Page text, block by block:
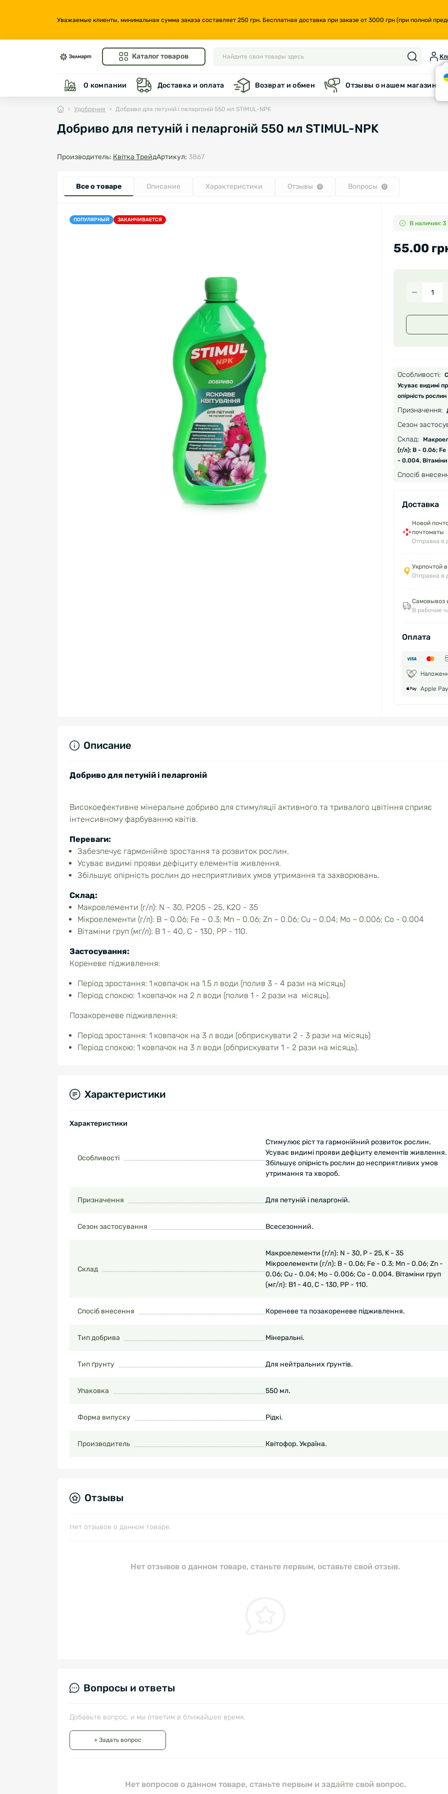
Уважаемые клиенты, минимальная сумма заказа составляет 250 грн. Бесплатная доставка при заказе от 3000 грн (при полной
Каталог товаров
О компании Доставка и оплата Возврат и обмен Отзывы о нашем магазине
Удобрения Добриво для петуній і пеларгоній 550 мл STIMUL-NPK
Добриво для петуній і пеларгоній 550 мл STIMUL-NPK
Производитель: Квітка ТрейдАртикул: 3867
Все о товаре Описание Характеристики Отзывы 0 Вопросы 0
ПОПУЛЯРНЫЙ ЗАКАНЧИВАЕТСЯ В наличии: 3
55.00
Особливості:
Усуває видимі
опірність
Призначення:
Сезон
Склад:
(г/л): B - 0.06;
- 0.004.
Спосіб
Доставка
Новой
почтоматы
Отправка в
Укрпочтой
Отправка в
Самовывоз
В рабочие
Оплата
Apple Pay
Описание
Добриво для петуній і пеларгоній
Високоефективне мінеральне добриво для стимуляції активного та тривалого цвітіння сприяє
інтенсивному фарбуванню квітів.
Переваги:
Забезпечує гармонійне зростання та розвиток рослин.
Усуває видимі прояви дефіциту елементів живлення.
Збільшує опірність рослин до несприятливих умов утримання та захворювань.
Склад:
Макроелементи (г/л): N - 30, P2О5 - 25, K2О - 35
Мікроелементи (г/л): B – 0.06; Fe – 0.3; Mn – 0.06; Zn – 0.06; Cu – 0.04; Mo – 0.006; Co - 0.004
Вітаміни груп (мг/л): B 1 - 40, C - 130, PP - 110.
Застосування:
Кореневе підживлення:
Період зростання: 1 ковпачок на 1.5 л води (полив 3 - 4 рази на місяць)
Період спокою: 1 ковпачок на 2 л води (полив 1 - 2 рази на місяць).
Позакореневе підживлення:
Період зростання: 1 ковпачок на 3 л води (обприскувати 2 - 3 рази на місяць)
Період спокою: 1 ковпачок на 3 л води (обприскувати 1 - 2 рази на місяць).
Характеристики
Характеристики
Особливості
Стимулює ріст та гармонійний розвиток рослин.
Усуває видимі прояви дефіциту елементів живлення.
Збільшує опірність рослин до несприятливих умов
утримання та хвороб.
Призначення Для петуній і пеларгоній.
Сезон застосування Всесезонний.
Склад
Макроелементи (г/л): N - 30, P - 25, K - 35
Мікроелементи (г/л): B - 0.06; Fe - 0.3; Mn - 0.06; Zn -
0.06; Cu - 0.04; Mo - 0.006; Co - 0.004. Вітаміни груп
(мг/л): В1 - 40, С - 130, РР - 110.
Спосіб внесення Кореневе та позакореневе підживлення.
Тип добрива Мінеральні.
Тип ґрунту Для нейтральних ґрунтів.
Упаковка 550 мл.
Форма випуску Рідкі.
Производитель Квітофор. Україна.
Отзывы
Нет отзывов о данном товаре.
Нет отзывов о данном товаре, станьте первым, оставьте свой отзыв.
Вопросы и ответы
Добавьте вопрос, и мы ответим в ближайшее время.
+ Задать вопрос
Нет вопросов о данном товаре, станьте первым и задайте свой вопрос.